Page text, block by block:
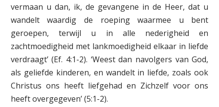
vermaan u dan, ik, de gevangene in de Heer, dat u
wandelt waardig de roeping waarmee u bent
geroepen, terwijl u in alle nederigheid en
zachtmoedigheid met lankmoedigheid elkaar in liefde
verdraagt’ (Ef. 4:1-2). ‘Weest dan navolgers van God,
als geliefde kinderen, en wandelt in liefde, zoals ook
Christus ons heeft liefgehad en Zichzelf voor ons
heeft overgegeven’ (5:1-2).